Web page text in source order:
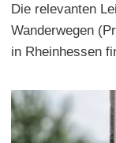
Die relevanten
Wanderwegen
in Rheinhessen